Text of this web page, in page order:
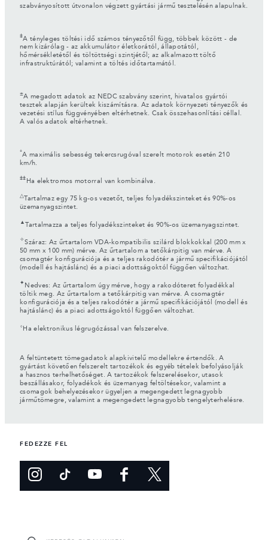
szabványosított útvonalon végzett gyártási jármű tesztelésén alapulnak.
‡A tényleges töltési idő számos tényezőtől függ, többek között - de
nem kizárólag - az akkumulátor életkorától, állapotától,
hőmérsékletétől és töltöttségi szintjétől; az alkalmazott töltő
infrastruktúrától; valamint a töltés időtartamától.
±A megadott adatok az NEDC szabvány szerint, hivatalos gyártói
tesztek alapján kerültek kiszámításra. Az adatok környezeti tényezők és
vezetési stílus függvényében eltérhetnek. Csak összehasonlítási céllal.
A valós adatok eltérhetnek.
*A maximális sebesség tekercsrugóval szerelt motorok esetén 210
km/h.
‡‡ Ha elektromos motorral van kombinálva.
△
Tartalmaz egy 75 kg-os vezetőt, teljes folyadékszinteket és 90%-os
üzemanyagszintet.
▲ Tartalmazza a teljes folyadékszinteket és 90%-os üzemanyagszintet.
✧Száraz: Az űrtartalom VDA-kompatibilis szilárd blokkokkal (200 mm x
50 mm x 100 mm) mérve. Az űrtartalom a tetőkárpitig van mérve. A
csomagtér konfigurációja és a teljes rakodótér a jármű specifikációjától
(modell és hajtáslánc) és a piaci adottságoktól függően változhat.
✦ Nedves: Az űrtartalom úgy mérve, hogy a rakodóteret folyadékkal
töltik meg. Az űrtartalom a tetőkárpitig van mérve. A csomagtér
konfigurációja és a teljes rakodótér a jármű specifikációjától (modell és
hajtáslánc) és a piaci adottságoktól függően változhat.
⬨ Ha elektronikus légrugózással van felszerelve.
A feltüntetett tömegadatok alapkivitelű modellekre értendők. A
gyártást követően felszerelt tartozékok és egyéb tételek befolyásolják
a hasznos terhelhetőséget. A tartozékok felszerelésekor, utasok
beszállásakor, folyadékok és üzemanyag feltöltésekor, valamint a
csomagok behelyezésekor ügyeljen a megengedett legnagyobb
járműtömegre, valamint a megengedett legnagyobb tengelyterhelésre.
FEDEZZE FEL